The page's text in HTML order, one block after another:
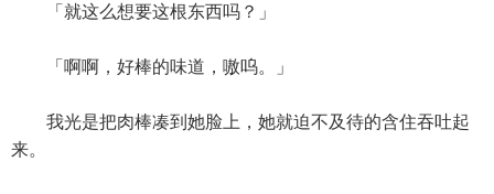
「就这么想要这根东西吗？」
「啊啊，好棒的味道，嗷呜。」
我光是把肉棒凑到她脸上，她就迫不及待的含住吞吐起
来。